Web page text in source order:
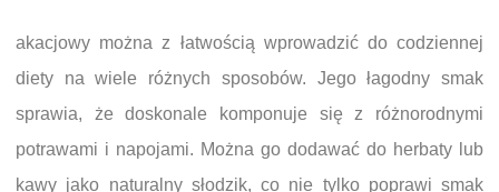
akacjowy można z łatwością wprowadzić do codziennej
diety na wiele różnych sposobów. Jego łagodny smak
sprawia, że doskonale komponuje się z różnorodnymi
potrawami i napojami. Można go dodawać do herbaty lub
kawy jako naturalny słodzik, co nie tylko poprawi smak